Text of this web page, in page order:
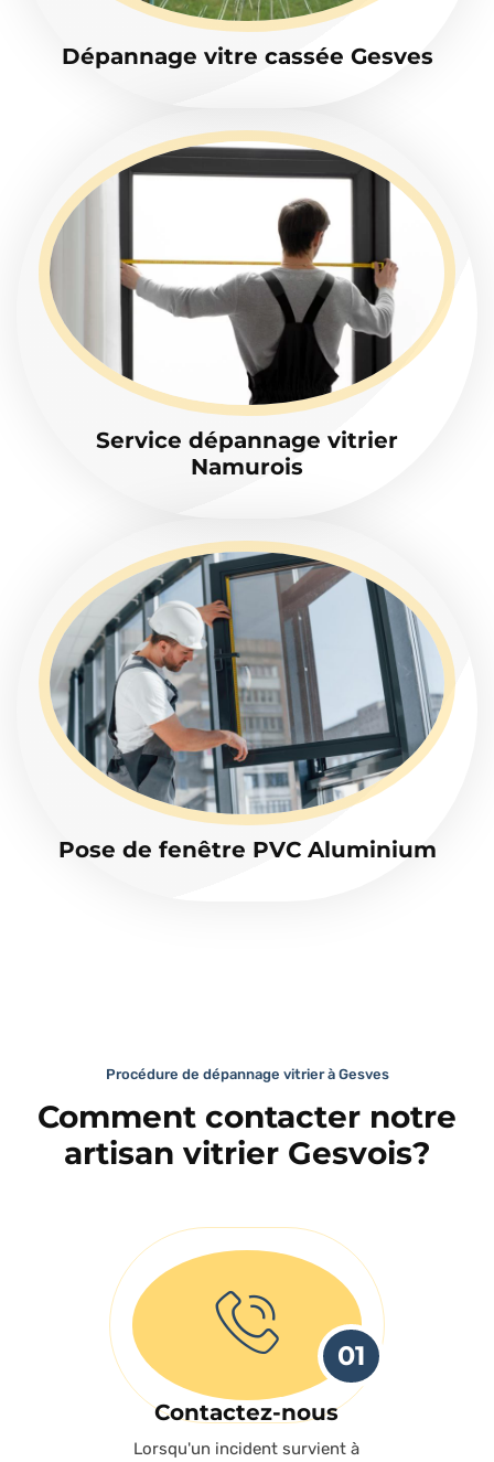
Dépannage vitre cassée Gesves
Service dépannage vitrier
Namurois
Pose de fenêtre PVC Aluminium
Procédure de dépannage vitrier à Gesves
Comment contacter notre
artisan vitrier Gesvois?
01
Contactez-nous
Lorsqu'un incident survient à